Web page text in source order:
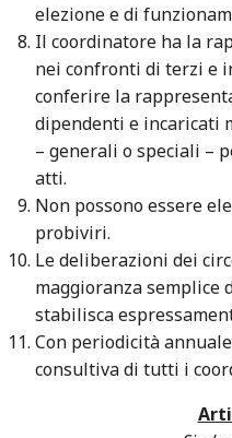
elezione e di
Il coordinatore ha la
nei confronti di terzi e
conferire la
dipendenti e incaricati
– generali o speciali –
atti.
Non possono essere
probiviri.
Le deliberazioni dei
maggioranza semplice
stabilisca
Con periodicità
consultiva di tutti i